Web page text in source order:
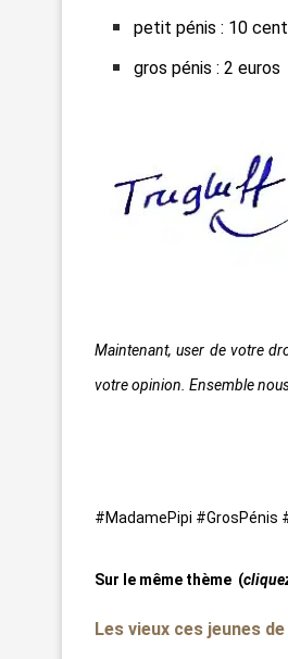
petit pénis : 10 cent
gros pénis : 2 euros
Maintenant, user de votre
votre opinion. Ensemble
#MadamePipi #GrosPénis
Sur le même thème (
Les vieux ces jeunes